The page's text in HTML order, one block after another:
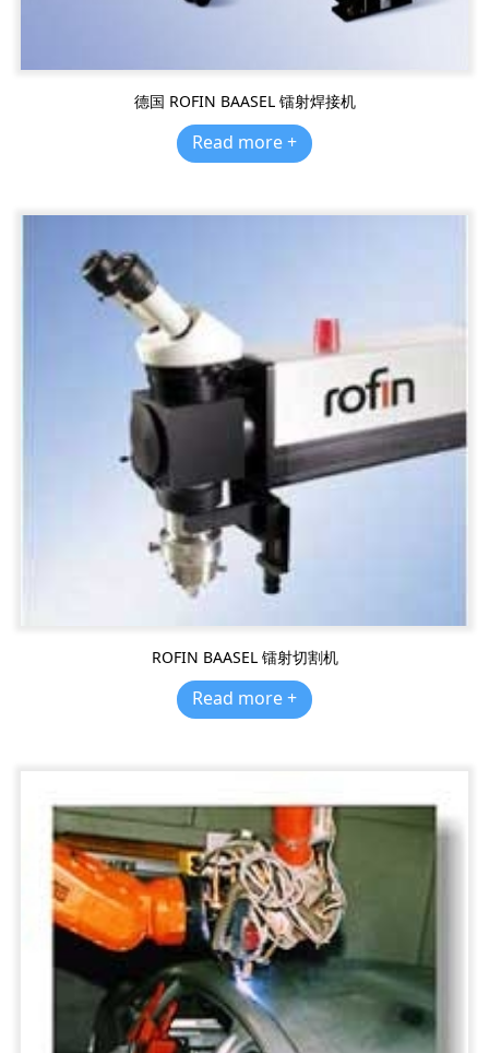
德国 ROFIN BAASEL 镭射焊接机
Read more +
ROFIN BAASEL 镭射切割机
Read more +